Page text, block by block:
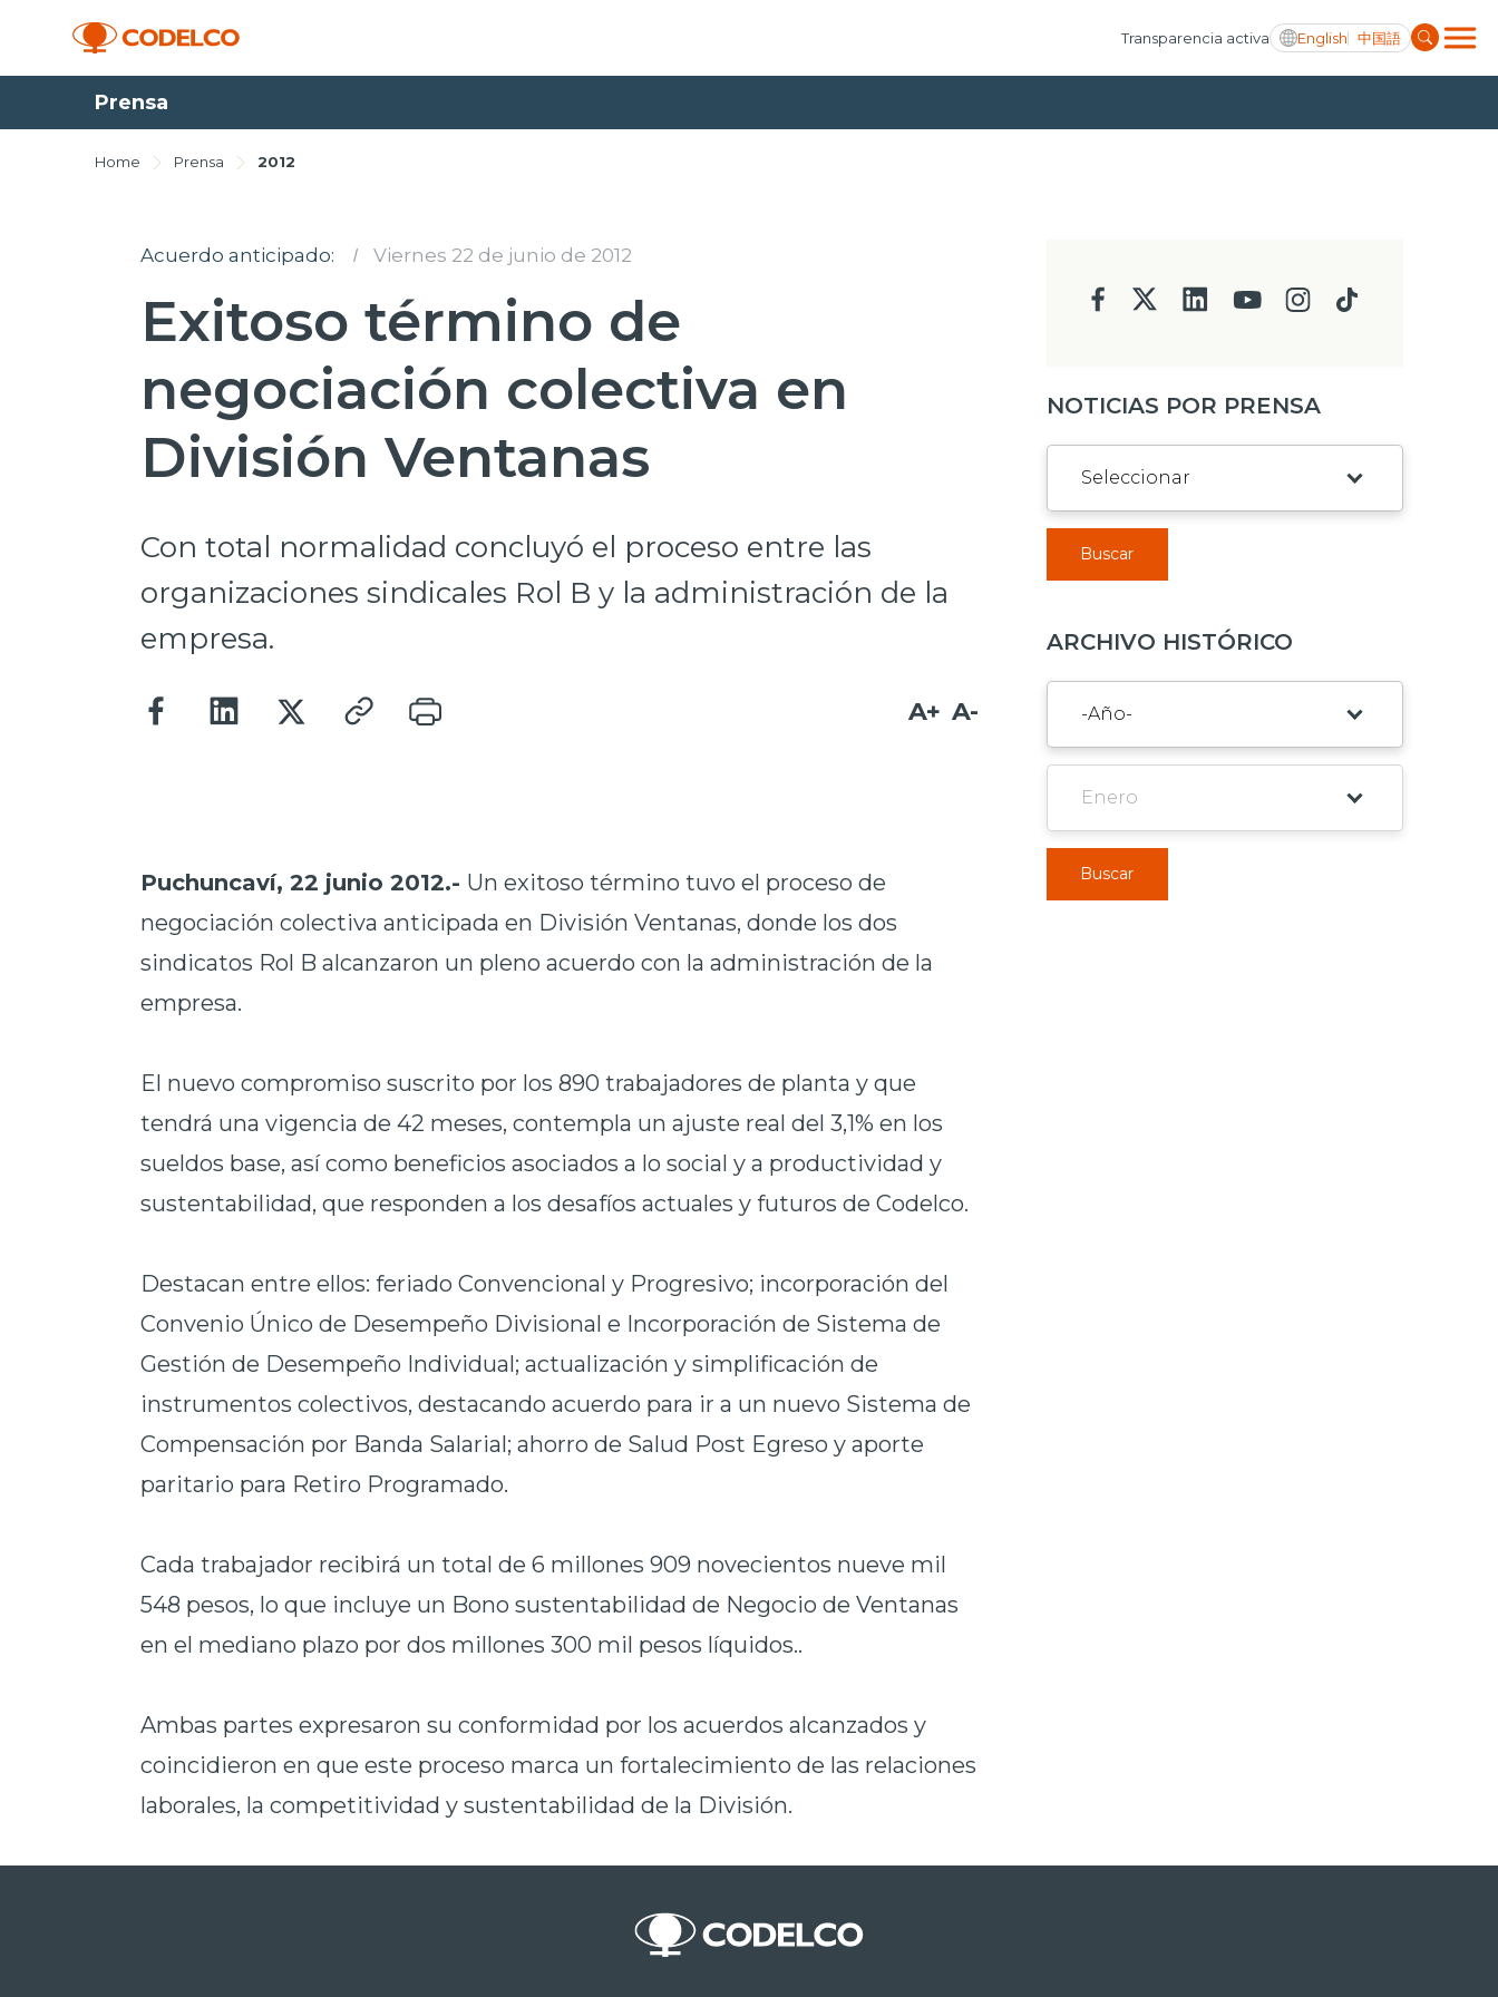
Transparencia activa English 中国語
Prensa
Home Prensa 2012
Acuerdo anticipado: I Viernes 22 de junio de 2012
Exitoso término de
negociación colectiva en
División Ventanas
Con total normalidad concluyó el proceso entre las
organizaciones sindicales Rol B y la administración de la
empresa.
A+ A-
Puchuncaví, 22 junio 2012.- Un exitoso término tuvo el proceso de
negociación colectiva anticipada en División Ventanas, donde los dos
sindicatos Rol B alcanzaron un pleno acuerdo con la administración de la
empresa.
El nuevo compromiso suscrito por los 890 trabajadores de planta y que
tendrá una vigencia de 42 meses, contempla un ajuste real del 3,1% en los
sueldos base, así como beneficios asociados a lo social y a productividad y
sustentabilidad, que responden a los desafíos actuales y futuros de Codelco.
Destacan entre ellos: feriado Convencional y Progresivo; incorporación del
Convenio Único de Desempeño Divisional e Incorporación de Sistema de
Gestión de Desempeño Individual; actualización y simplificación de
instrumentos colectivos, destacando acuerdo para ir a un nuevo Sistema de
Compensación por Banda Salarial; ahorro de Salud Post Egreso y aporte
paritario para Retiro Programado.
Cada trabajador recibirá un total de 6 millones 909 novecientos nueve mil
548 pesos, lo que incluye un Bono sustentabilidad de Negocio de Ventanas
en el mediano plazo por dos millones 300 mil pesos líquidos..
Ambas partes expresaron su conformidad por los acuerdos alcanzados y
coincidieron en que este proceso marca un fortalecimiento de las relaciones
laborales, la competitividad y sustentabilidad de la División.
NOTICIAS POR PRENSA
Buscar
ARCHIVO HISTÓRICO
Buscar